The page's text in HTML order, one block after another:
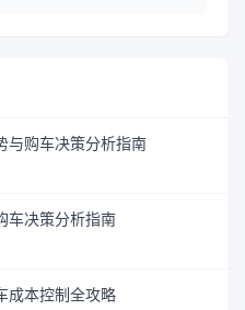
与购车决策分析指南
车决策分析指南
成本控制全攻略